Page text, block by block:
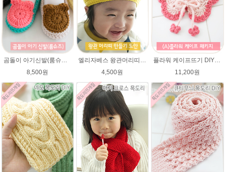
곰돌이 아기신발(룸슈즈)★45울라인 뜨개실 코바늘뜨기 태교뜨개질 손뜨개
8,500원
엘리자베스 왕관머리띠★45울라인 태교뜨개질 손뜨개
4,500원
플라워 케이프뜨기 DIY패키지 ★에이미울 뜨개실2타래+무료도안) / 손뜨개케이프 / 베이비 케이프 / 아기 케이프
11,200원